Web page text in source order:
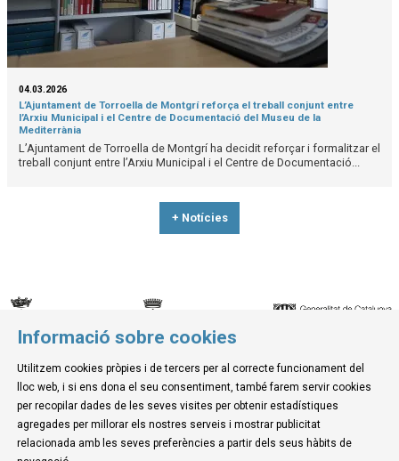
04.03.2026
L’Ajuntament de Torroella de Montgrí reforça el treball conjunt entre
l’Arxiu Municipal i el Centre de Documentació del Museu de la
Mediterrània
L’Ajuntament de Torroella de Montgrí ha decidit reforçar i formalitzar el
treball conjunt entre l’Arxiu Municipal i el Centre de Documentació...
+ Notícies
© Museu de la Mediterrània
C. d'Ullà, 27-31 | 17257 Torroella de Montgrí
Tel. 972 755 180 a/e: info@museudelamediterrania.cat
Sitemap |
Informació sobre cookies
Utilitzem cookies pròpies i de tercers per al correcte funcionament del
lloc web, i si ens dona el seu consentiment, també farem servir cookies
per recopilar dades de les seves visites per obtenir estadístiques
agregades per millorar els nostres serveis i mostrar publicitat
relacionada amb les seves preferències a partir dels seus hàbits de